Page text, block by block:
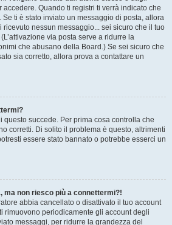
accedere. Quando ti registri ti verrà indicato che
ti è stato inviato un messaggio di posta, allora
nessun messaggio... sei sicuro che il tuo
via posta serve a ridurre la
che abusano della Board.) Se sei sicuro che
sia corretto, allora prova a contattare un
questo succede. Per prima cosa controlla che
corretti. Di solito il problema è questo, altrimenti
essere stato bannato o potrebbe esserci un
ma non riesco più a connettermi?!
abbia cancellato o disattivato il tuo account
rimuovono periodicamente gli account degli
messaggi, per ridurre la grandezza del